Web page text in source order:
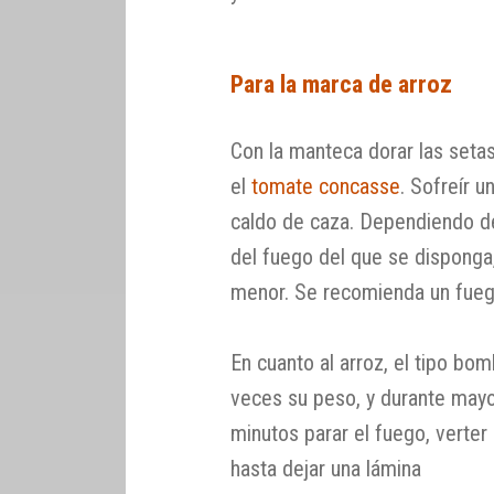
Para la marca de arroz
Con la manteca dorar las
eltomate concasse. Sofreír
caldo de caza. Dependiendo
del fuego del que se
menor. Se recomienda un
En cuanto al arroz, el tipo
veces su peso, y durante
minutos parar el fuego,
hasta dejar una lámina